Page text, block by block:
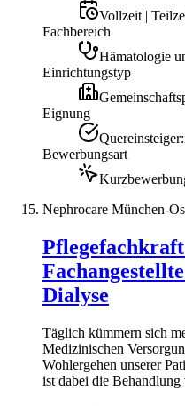
Vollzeit |
Fachbereich
Hämatologie
Einrichtungstyp
Eignung
Bewerbungsart
Nephrocare München-
Dialyse
Täglich kümmern sich
Medizinischen
Wohlergehen unserer
ist dabei die Behandlung